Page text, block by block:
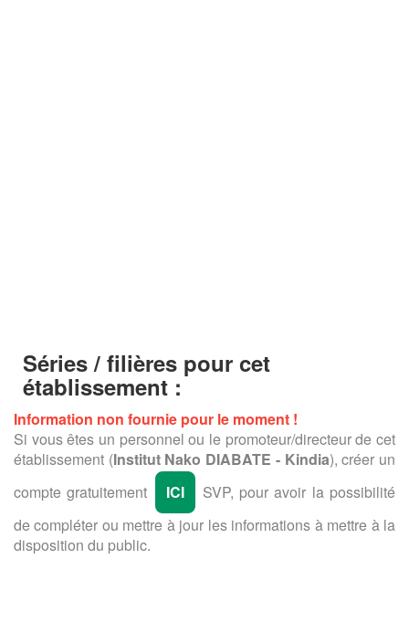
Séries / filières pour cet
établissement :
Information non fournie pour le moment !
Si vous êtes un personnel ou le promoteur/directeur de cet
établissement (Institut Nako DIABATE - Kindia), créer un
compte gratuitement
ICI
SVP, pour avoir la possibilité
de compléter ou mettre à jour les informations à mettre à la
disposition du public.